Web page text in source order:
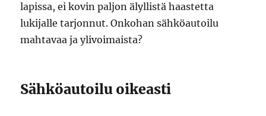
lapissa, ei kovin paljon älyllistä haastetta
lukijalle tarjonnut. Onkohan sähköautoilu
mahtavaa ja ylivoimaista?
Sähköautoilu oikeasti